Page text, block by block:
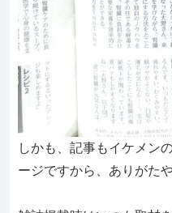
しかも、記事もイケメン
ージですから、ありがた